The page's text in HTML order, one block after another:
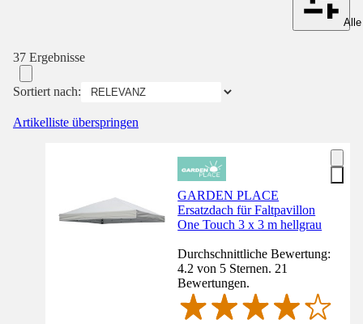
37 Ergebnisse
Sortiert nach:
Artikelliste überspringen
GARDEN PLACE
Ersatzdach für Faltpavillon
One Touch 3 x 3 m hellgrau
Durchschnittliche Bewertung:
4.2 von 5 Sternen. 21
Bewertungen.